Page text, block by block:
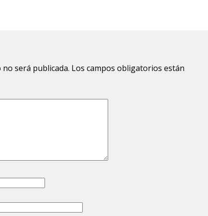
será publicada. Los campos obligatorios están